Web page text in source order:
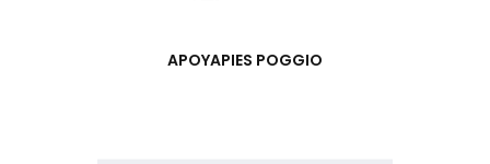
APOYAPIES POGGIO